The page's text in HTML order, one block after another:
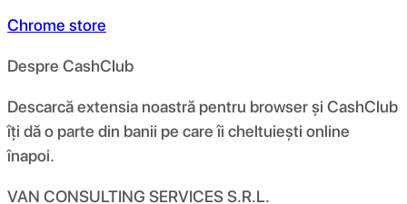
Chrome store
Despre CashClub
Descarcă extensia noastră pentru browser și CashClub
îți dă o parte din banii pe care îi cheltuiești online
înapoi.
VAN CONSULTING SERVICES S.R.L.